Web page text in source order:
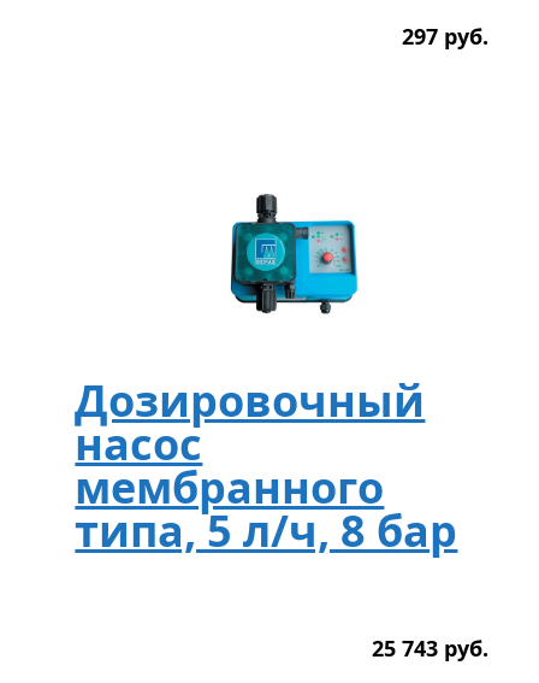
297 руб.
Дозировочный
насос
мембранного
типа, 5 л/ч, 8 бар
25 743 руб.